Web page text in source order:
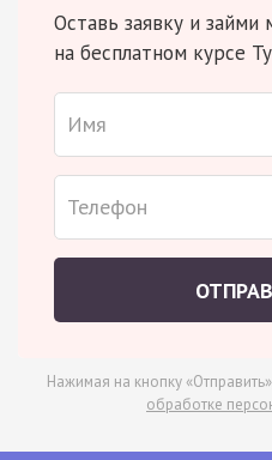
Оставь заявку и займи
на бесплатном курсе
Нажимая на кнопку
обработке